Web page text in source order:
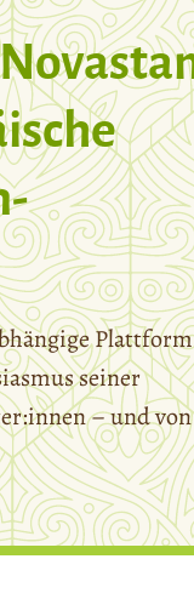
Plattform
seiner
– und von